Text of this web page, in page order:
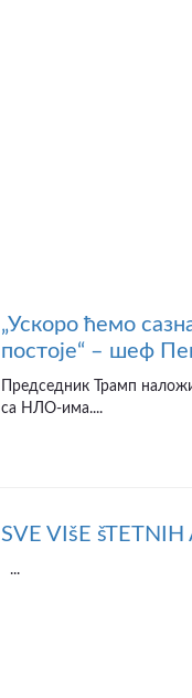
„Ускоро ћемо
постоје“ – шеф
Председник Трамп
са НЛО-има....
SVE VIšE
...